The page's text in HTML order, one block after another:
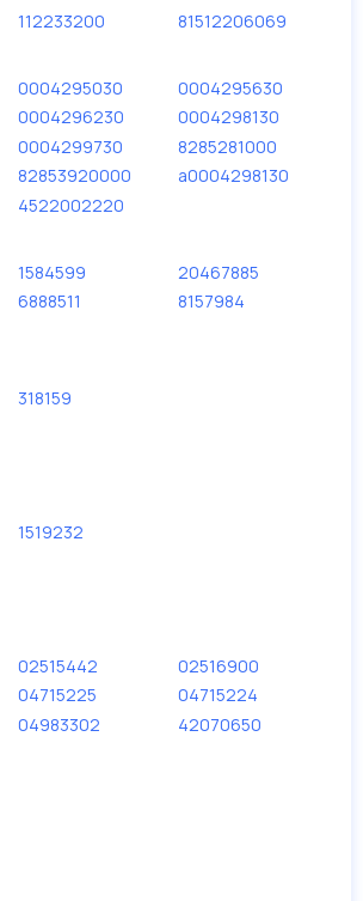
112233200
81512206069
0004295030
0004295630
0004296230
0004298130
0004299730
8285281000
82853920000
a0004298130
4522002220
1584599
20467885
6888511
8157984
318159
1519232
02515442
02516900
04715225
04715224
04983302
42070650